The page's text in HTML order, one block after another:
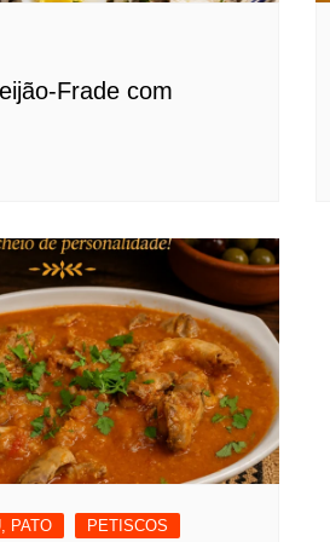
Frade com
PATO PETISCOS